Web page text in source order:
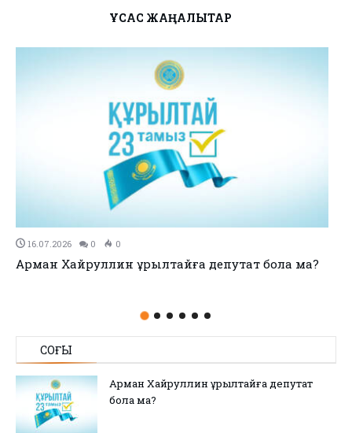
ҰҚСАС ЖАҢАЛЫҚТАР
11.07.2026 0 0
no title
СОҢҒЫ
Арман Хайруллин Құрылтайға депутат
бола ма?